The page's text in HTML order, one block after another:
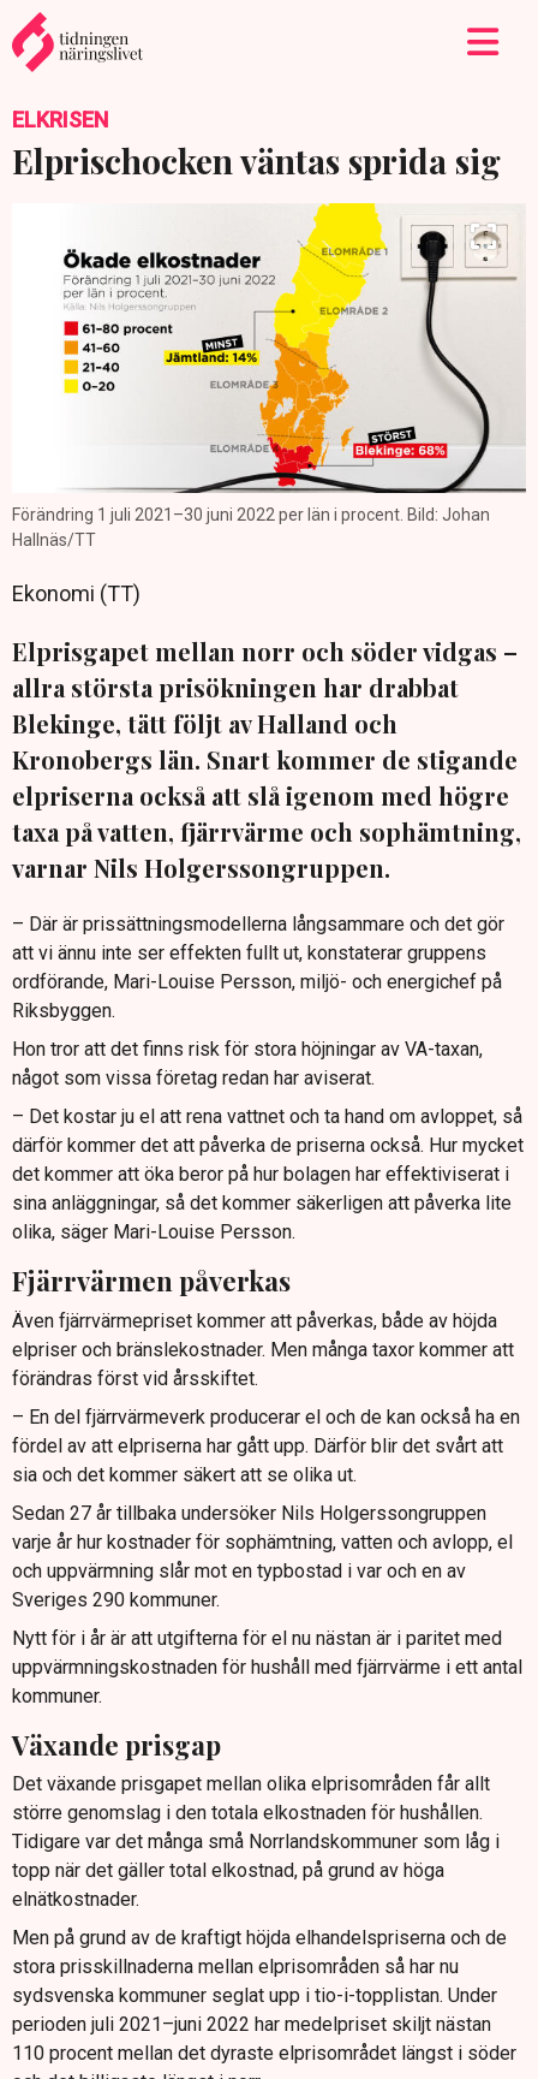
ELKRISEN
Elprischocken väntas sprida sig
Förändring 1 juli 2021–30 juni 2022 per län i procent. Bild: Johan
Hallnäs/TT
Ekonomi (TT)
Elprisgapet mellan norr och söder vidgas –
allra största prisökningen har drabbat
Blekinge, tätt följt av Halland och
Kronobergs län. Snart kommer de stigande
elpriserna också att slå igenom med högre
taxa på vatten, fjärrvärme och sophämtning,
varnar Nils Holgerssongruppen.
– Där är prissättningsmodellerna långsammare och det gör
att vi ännu inte ser effekten fullt ut, konstaterar gruppens
ordförande, Mari-Louise Persson, miljö- och energichef på
Riksbyggen.
Hon tror att det finns risk för stora höjningar av VA-taxan,
något som vissa företag redan har aviserat.
– Det kostar ju el att rena vattnet och ta hand om avloppet, så
därför kommer det att påverka de priserna också. Hur mycket
det kommer att öka beror på hur bolagen har effektiviserat i
sina anläggningar, så det kommer säkerligen att påverka lite
olika, säger Mari-Louise Persson.
Fjärrvärmen påverkas
Även fjärrvärmepriset kommer att påverkas, både av höjda
elpriser och bränslekostnader. Men många taxor kommer att
förändras först vid årsskiftet.
– En del fjärrvärmeverk producerar el och de kan också ha en
fördel av att elpriserna har gått upp. Därför blir det svårt att
sia och det kommer säkert att se olika ut.
Sedan 27 år tillbaka undersöker Nils Holgerssongruppen
varje år hur kostnader för sophämtning, vatten och avlopp, el
och uppvärmning slår mot en typbostad i var och en av
Sveriges 290 kommuner.
Nytt för i år är att utgifterna för el nu nästan är i paritet med
uppvärmningskostnaden för hushåll med fjärrvärme i ett antal
kommuner.
Växande prisgap
Det växande prisgapet mellan olika elprisområden får allt
större genomslag i den totala elkostnaden för hushållen.
Tidigare var det många små Norrlandskommuner som låg i
topp när det gäller total elkostnad, på grund av höga
elnätkostnader.
Men på grund av de kraftigt höjda elhandelspriserna och de
stora prisskillnaderna mellan elprisområden så har nu
sydsvenska kommuner seglat upp i tio-i-topplistan. Under
perioden juli 2021–juni 2022 har medelpriset skiljt nästan
110 procent mellan det dyraste elprisområdet längst i söder